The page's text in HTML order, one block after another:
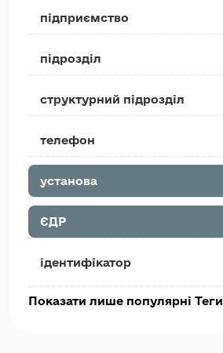
підприємство
підрозділ
структурний підрозділ
телефон
установа
ЄДР
ідентифікатор
Показати лише популярні Теги